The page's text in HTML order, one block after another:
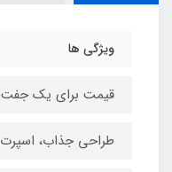
ویژگی ها
قیمت برای یک
طراحی جذاب،